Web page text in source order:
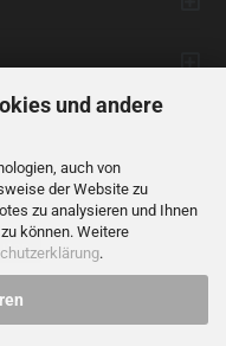
und andere
auch von
der Website zu
zu analysieren und Ihnen
können. Weitere
.